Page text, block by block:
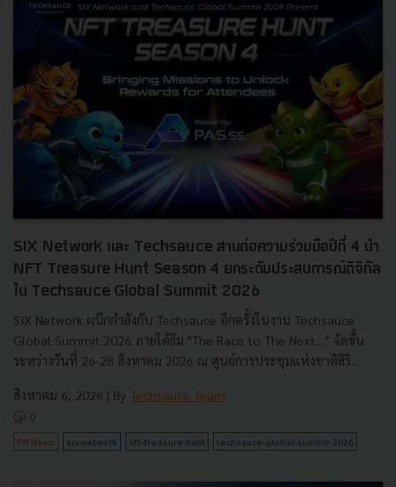
SIX Network และ Techsauce สานต่อความร่วมมือปีที่ 4 นำ
NFT Treasure Hunt Season 4 ยกระดับประสบการณ์ดิจิทัล
ใน Techsauce Global Summit 2026
SIX Network ผนึกกำลังกับ Techsauce อีกครั้งในงาน Techsauce
Global Summit 2026 ภายใต้ธีม "The Race to The Next…" จัดขึ้น
ระหว่างวันที่ 26-28 สิงหาคม 2026 ณ ศูนย์การประชุมแห่งชาติสิริ...
สิงหาคม 6, 2026 | By Techsauce Team
0
PR News six-network nft-treasure-hunt techsauce-global-summit-2026